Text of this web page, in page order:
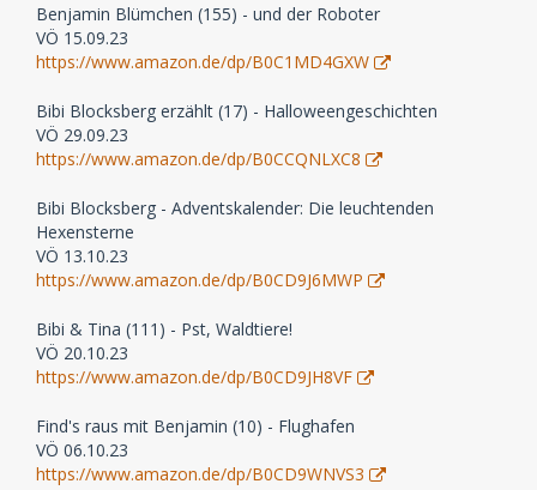
Benjamin Blümchen (155) - und der Roboter
VÖ 15.09.23
https://www.amazon.de/dp/B0C1MD4GXW
Bibi Blocksberg erzählt (17) - Halloweengeschichten
VÖ 29.09.23
https://www.amazon.de/dp/B0CCQNLXC8
Bibi Blocksberg - Adventskalender: Die leuchtenden
Hexensterne
VÖ 13.10.23
https://www.amazon.de/dp/B0CD9J6MWP
Bibi & Tina (111) - Pst, Waldtiere!
VÖ 20.10.23
https://www.amazon.de/dp/B0CD9JH8VF
Find's raus mit Benjamin (10) - Flughafen
VÖ 06.10.23
https://www.amazon.de/dp/B0CD9WNVS3